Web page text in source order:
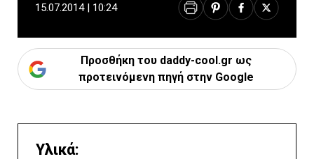
15.07.2014 | 10:24
Προσθήκη του daddy-cool.gr ως
προτεινόμενη πηγή στην Google
Υλικά: